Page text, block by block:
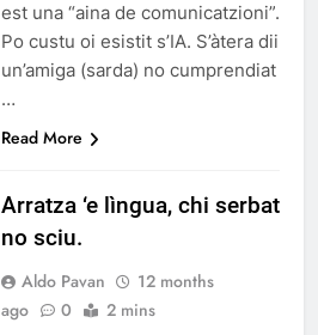
est una “aina de comunicatzioni”.
Po custu oi esistit s’IA. S’àtera dii
un’amiga (sarda) no cumprendiat
…
Read More
Arratza ‘e lìngua, chi serbat
no sciu.
Aldo Pavan
12 months
ago
0 2 mins